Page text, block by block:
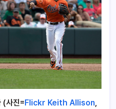
(사진=Flickr Keith Allison,